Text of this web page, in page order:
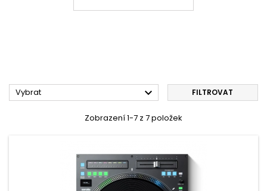
Vybrat  FILTROVAT
Zobrazení 1-7 z 7 položek